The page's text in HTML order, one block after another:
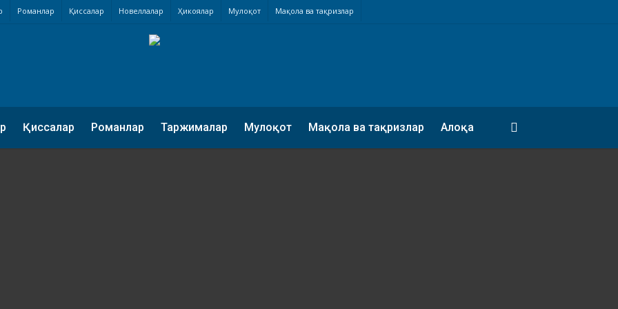
Романлар Қиссалар Новеллалар Ҳикоялар Мулоқот Мақола ва тақризлар
Қиссалар Романлар Таржималар Мулоқот Мақола ва тақризлар Алоқа search